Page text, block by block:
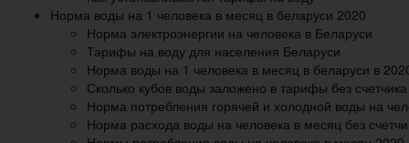
Норма воды на 1 человека в месяц в беларуси 2020
Норма электроэнергии на человека в Беларуси
Тарифы на воду для населения Беларуси
Норма воды на 1 человека в месяц в беларуси в
Сколько кубов воды заложено в тарифы без
Норма потребления горячей и холодной воды на
Норма расхода воды на человека в месяц без